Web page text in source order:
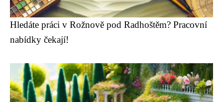
Hledáte práci v Rožnově pod Radhoštěm? Pracovní
nabídky čekají!